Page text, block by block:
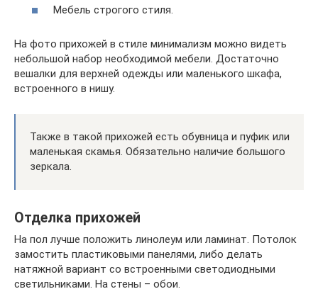
Мебель строгого стиля.
На фото прихожей в стиле минимализм можно видеть
небольшой набор необходимой мебели. Достаточно
вешалки для верхней одежды или маленького шкафа,
встроенного в нишу.
Также в такой прихожей есть обувница и пуфик или
маленькая скамья. Обязательно наличие большого
зеркала.
Отделка прихожей
На пол лучше положить линолеум или ламинат. Потолок
замостить пластиковыми панелями, либо делать
натяжной вариант со встроенными светодиодными
светильниками. На стены – обои.